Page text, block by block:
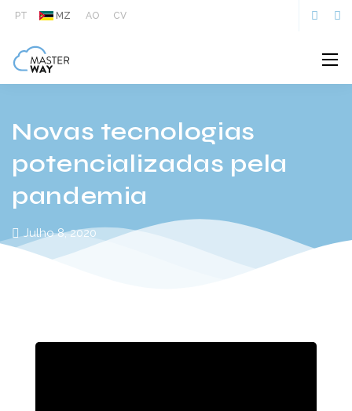
PT MZ AO CV
Novas tecnologias
potencializadas pela
pandemia
Julho 8, 2020